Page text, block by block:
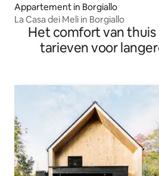
Appartement in Borgiallo
La Casa dei Meli in Borgiallo
Het comfort van
tarieven voor